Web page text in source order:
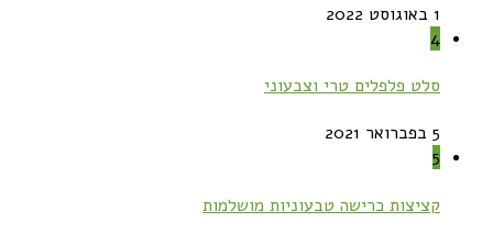
1 באוגוסט 2022
4
סלט פלפלים טרי וצבעוני
5 בפברואר 2021
5
קציצות כרישה טבעוניות מושלמות